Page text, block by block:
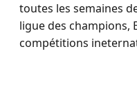
toutes les semaines
ligue des champions,
compétitions